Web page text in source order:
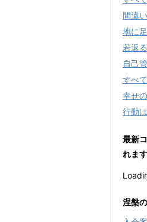
間違
地に
若返
自己
すべ
幸せ
行動
最新
れます
涅槃